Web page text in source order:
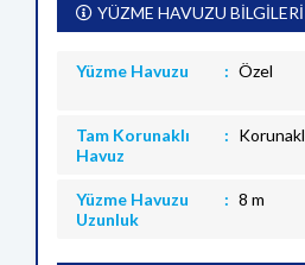
YÜZME HAVUZU BİLGİLERİ
Yüzme Havuzu Özel
Tam Korunaklı
Havuz
Yüzme Havuzu
Uzunluk
8 m